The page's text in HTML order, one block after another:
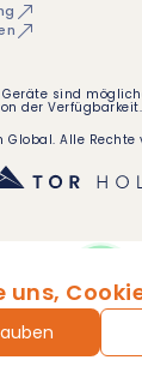
uns,
sind
der Verfügbarkeit.
Global. Alle Rechte